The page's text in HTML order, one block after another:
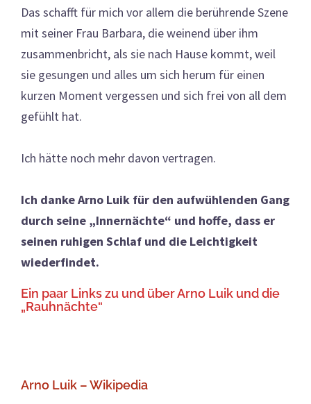
Das schafft für mich vor allem die berührende Szene
mit seiner Frau Barbara, die weinend über ihm
zusammenbricht, als sie nach Hause kommt, weil
sie gesungen und alles um sich herum für einen
kurzen Moment vergessen und sich frei von all dem
gefühlt hat.
Ich hätte noch mehr davon vertragen.
Ich danke Arno Luik für den aufwühlenden Gang
durch seine „Innernächte“ und hoffe, dass er
seinen ruhigen Schlaf und die Leichtigkeit
wiederfindet.
Ein paar Links zu und über Arno Luik und die
„Rauhnächte“
Arno Luik – Wikipedia